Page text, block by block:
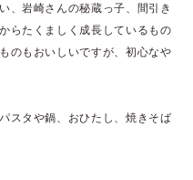
、岩崎さんの秘蔵っ子、間引き
らたくましく成長しているもの
のもおいしいですが、初心なや
スタや鍋、おひたし、焼きそば